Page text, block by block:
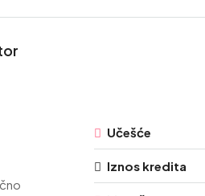
Učešće
Iznos kredita